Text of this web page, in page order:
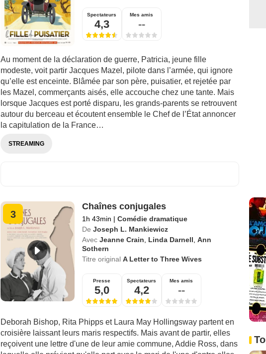
Spectateurs
4,3
Mes amis
--
Au moment de la déclaration de guerre, Patricia, jeune fille
modeste, voit partir Jacques Mazel, pilote dans l’armée, qui ignore
qu’elle est enceinte. Blâmée par son père, puisatier, et rejetée par
les Mazel, commerçants aisés, elle accouche chez une tante. Mais
lorsque Jacques est porté disparu, les grands-parents se retrouvent
autour du berceau et écoutent ensemble le Chef de l’État annoncer
la capitulation de la France…
STREAMING
3
Chaînes conjugales
1h 43min | Comédie dramatique
De Joseph L. Mankiewicz
Avec Jeanne Crain Linda Darnell Ann
Sothern
Titre original A Letter to Three Wives
Presse
5,0
Spectateurs
4,2
Mes amis
--
Deborah Bishop, Rita Phipps et Laura May Hollingsway partent en
croisière laissant leurs maris respectifs. Mais avant de partir, elles
reçoivent une lettre d'une de leur amie commune, Addie Ross, dans